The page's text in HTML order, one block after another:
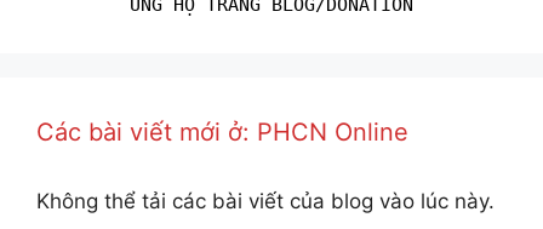
ỦNG HỘ TRANG BLOG/DONATION
Các bài viết mới ở: PHCN Online
Không thể tải các bài viết của blog vào lúc này.